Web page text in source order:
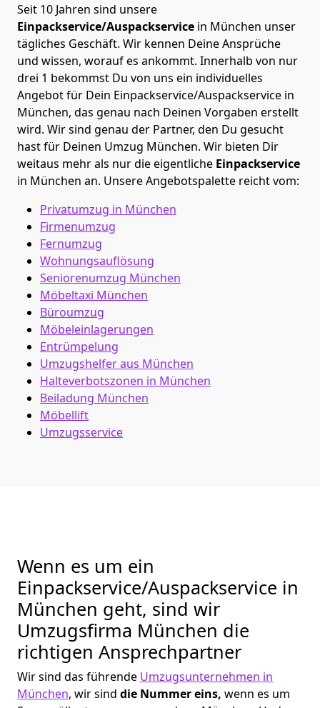
Seit 10 Jahren sind unsere
Einpackservice/Auspackservice in München unser
tägliches Geschäft. Wir kennen Deine Ansprüche
und wissen, worauf es ankommt. Innerhalb von nur
drei 1 bekommst Du von uns ein individuelles
Angebot für Dein Einpackservice/Auspackservice in
München, das genau nach Deinen Vorgaben erstellt
wird. Wir sind genau der Partner, den Du gesucht
hast für Deinen Umzug München. Wir bieten Dir
weitaus mehr als nur die eigentliche Einpackservice
in München an. Unsere Angebotspalette reicht vom:
Privatumzug in München
Firmenumzug
Fernumzug
Wohnungsauflösung
Seniorenumzug München
Möbeltaxi München
Büroumzug
Möbeleinlagerungen
Entrümpelung
Umzugshelfer aus München
Halteverbotszonen in München
Beiladung München
Möbellift
Umzugsservice
Wenn es um ein
Einpackservice/Auspackservice in
München geht, sind wir
Umzugsfirma München die
richtigen Ansprechpartner
Wir sind das führende Umzugsunternehmen in
München, wir sind die Nummer eins, wenn es um